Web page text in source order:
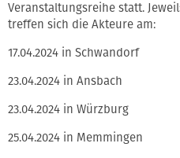
Veranstaltungsreihe statt.
treffen sich die Akteure am:
17.04.2024 in Schwandorf
23.04.2024 in Ansbach
23.04.2024 in Würzburg
25.04.2024 in Memmingen